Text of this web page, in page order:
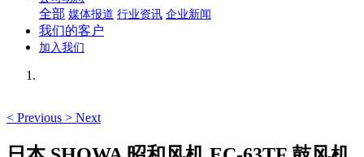
全部 媒体报道 行业资讯 企业新闻
我们的客户
加入我们
< Previous > Next